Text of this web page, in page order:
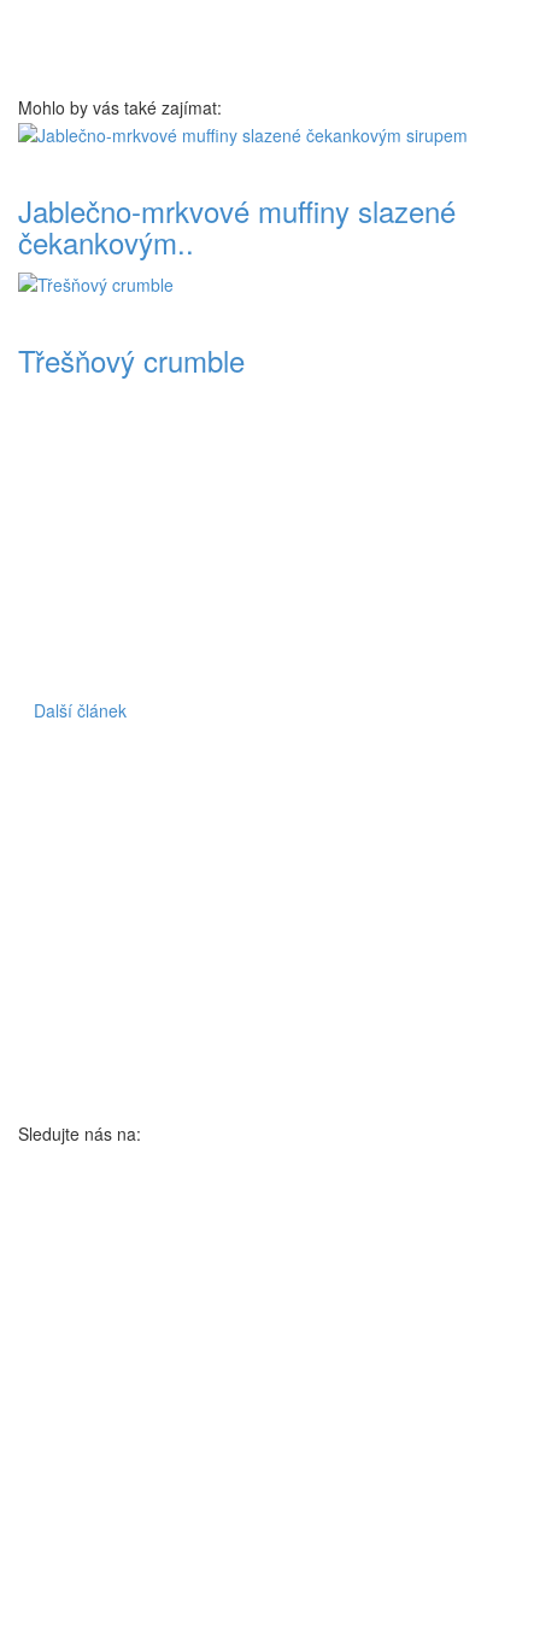
Mohlo by vás také zajímat:
Jablečno-mrkvové muffiny slazené
čekankovým..
Třešňový crumble
Další článek
Sledujte nás na: